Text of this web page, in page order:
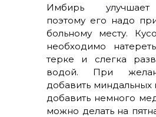
Имбирь улучшает
поэтому его надо
больному месту.
необходимо
терке и слегка
водой. При
добавить миндальных
добавить немного
можно делать на